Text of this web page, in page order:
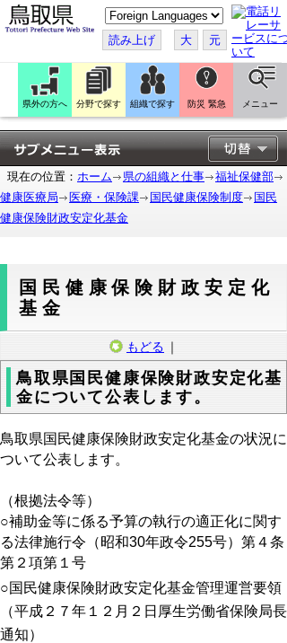
こ
の
ペ
ー
ジ
翻
訳
す
る
読み上げ 大 元
県外の方へ 分野で探す 組織で探す 防災 緊急 メニュー
現在の位置： ホーム 県の組織と仕事
福祉保健部
健康医療局
医療・保険課 国民健康保険制度
国民
健康保険財政安定化基金
国民健康保険財政安定化
基金
もどる ｜
鳥取県国民健康保険財政安定化基
金について公表します。
鳥取県国民健康保険財政安定化基金の状況に
ついて公表します。
（根拠法令等）
○補助金等に係る予算の執行の適正化に関す
る法律施行令（昭和30年政令255号）第４条
第２項第１号
○国民健康保険財政安定化基金管理運営要領
（平成２７年１２月２日厚生労働省保険局長
通知）